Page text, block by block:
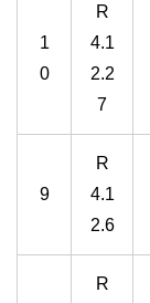
1
0
R
4.1
2.2
7
9
R
4.1
2.6
R